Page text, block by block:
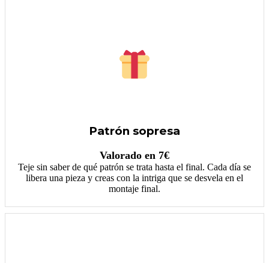
Patrón sopresa
Valorado en 7€
Teje sin saber de qué patrón se trata hasta el final. Cada día se
libera una pieza y creas con la intriga que se desvela en el
montaje final.